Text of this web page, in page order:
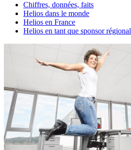
Chiffres, données, faits
Helios dans le monde
Helios en France
Helios en tant que sponsor régional